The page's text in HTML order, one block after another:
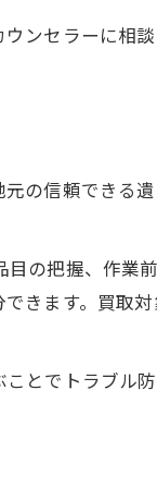
ンセラーに相
の信頼できる
の把握、作業
きます。買取
とでトラブル防